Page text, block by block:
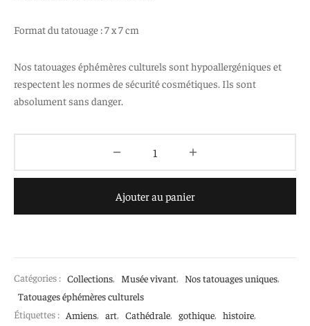
Format du tatouage : 7 x 7 cm
Nos tatouages éphémères culturels sont hypoallergéniques et
respectent les normes de sécurité cosmétiques. Ils sont
absolument sans danger.
Ajouter au panier
Catégories : Collections, Musée vivant, Nos tatouages uniques,
Tatouages éphémères culturels
Étiquettes : Amiens, art, Cathédrale, gothique, histoire,